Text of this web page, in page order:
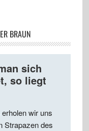
BRAUN
sich
so liegt
wir uns
Strapazen des